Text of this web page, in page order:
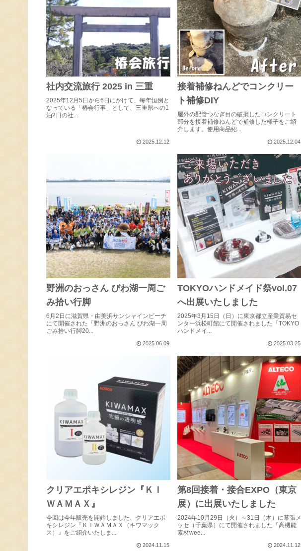
社内交流旅行 2025 in 三重
2025年12月5日から6日にかけて、毎年恒例と
なっている「椿会行事」として、三重県への1
泊2日の社...
2025.12.12
接着補修ねんどでコンクリー
ト補修DIY
屋外の配管つなぎ目の破損したコンクリート
部分を接着補修ねんどで補修した様子をご紹
介します。使用商品紹...
2025.12.04
野洲のおっさん びわ湖一周ご
み拾い行脚
6月2日に滋賀県・由美浜サンシャインビーチ
にて開催された「野洲のおっさん びわ湖一周
ごみ拾い行脚20...
2025.06.09
TOKYOハンドメイド祭vol.07
へ出展いたしました
2025年3月15日（日）に東京都立産業貿易セ
ンター浜松町館にて開催されました「TOKYO
ハンドメイ...
2025.03.25
クリアエポキシレジン『ＫＩ
ＷＡＭＡＸ』
今回は今年販売を開始しました、クリアエポ
キシレジン『ＫＩＷＡＭＡＸ（キワマック
ス）』をご紹介いたしま...
2024.11.15
第8回接着・接合EXPO（東京
展）に出展いたしました
2024年10月29日（火）～31日（木）に幕張メ
ッセ（千葉県）にて開催されました「高機能
素材wee...
2024.11.12